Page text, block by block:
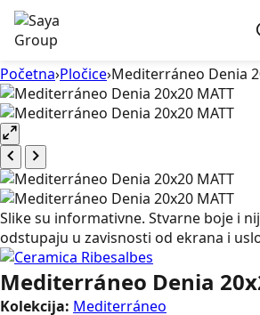
Početna›Pločice›Mediterráneo Denia
Slike su informativne. Stvarne boje i
odstupaju u zavisnosti od ekrana i
Mediterráneo Denia
Kolekcija: Mediterráneo